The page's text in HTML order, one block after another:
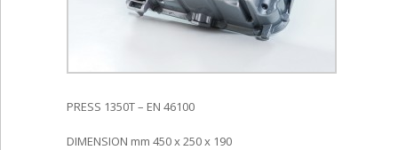
PRESS 1350T – EN 46100
DIMENSION mm 450 x 250 x 190